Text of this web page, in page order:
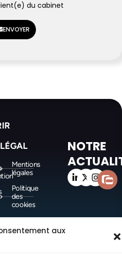
aux
du cabinet
ENVOYER
LÉGAL
Mentions
légales
Politique
des
cookies
Politique de
confidentialité
NOTRE